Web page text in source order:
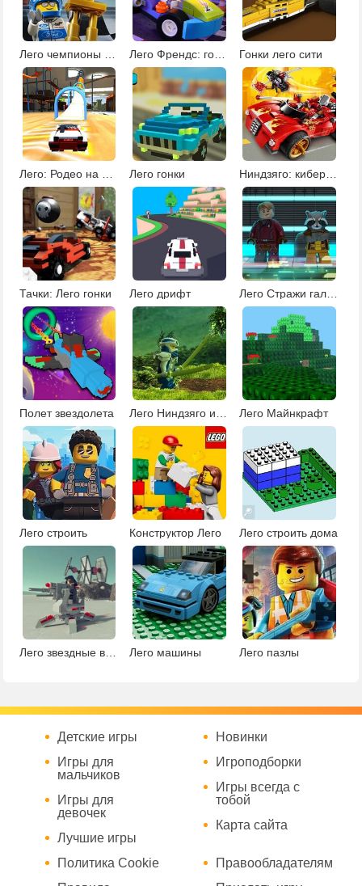
Лего Френдс: гонки Гонки лего сити
Лего гонки Ниндзяго: кибер гонщик
Тачки: Лего гонки Лего дрифт Лего Стражи галактики
Полет звездолета Лего Майнкрафт
Лего строить Конструктор Лего Лего строить дома
Лего звездные войны: гонки на поле боя Лего машины Лего пазлы
Детские игры
Игры для
мальчиков
Игры для
девочек
Лучшие игры
Новинки
Игроподборки
Игры всегда с
тобой
Карта сайта
Политика Cookie
Правообладателям